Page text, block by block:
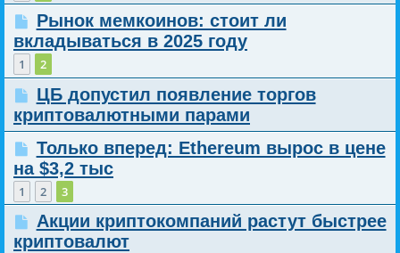
Рынок мемкоинов: стоит ли
вкладываться в 2025 году
1 2
ЦБ допустил появление торгов
криптовалютными парами
Только вперед: Ethereum вырос в цене
на $3,2 тыс
1 2 3
Акции криптокомпаний растут быстрее
криптовалют